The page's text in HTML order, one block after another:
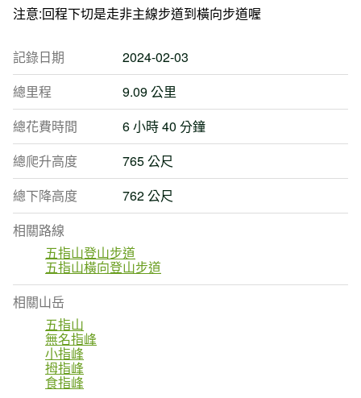
注意:回程下切是走非主線步道到橫向步道喔
記錄日期
2024-02-03
總里程
9.09 公里
總花費時間
6 小時 40 分鐘
總爬升高度
765 公尺
總下降高度
762 公尺
相關路線
五指山登山步道
五指山橫向登山步道
相關山岳
五指山
無名指峰
小指峰
拇指峰
食指峰